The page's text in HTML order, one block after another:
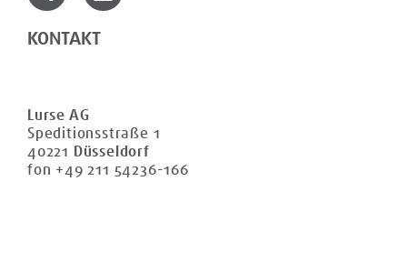
KONTAKT
Lurse AG
Speditionsstraße 1
40221 Düsseldorf
fon +49 211 54236-166